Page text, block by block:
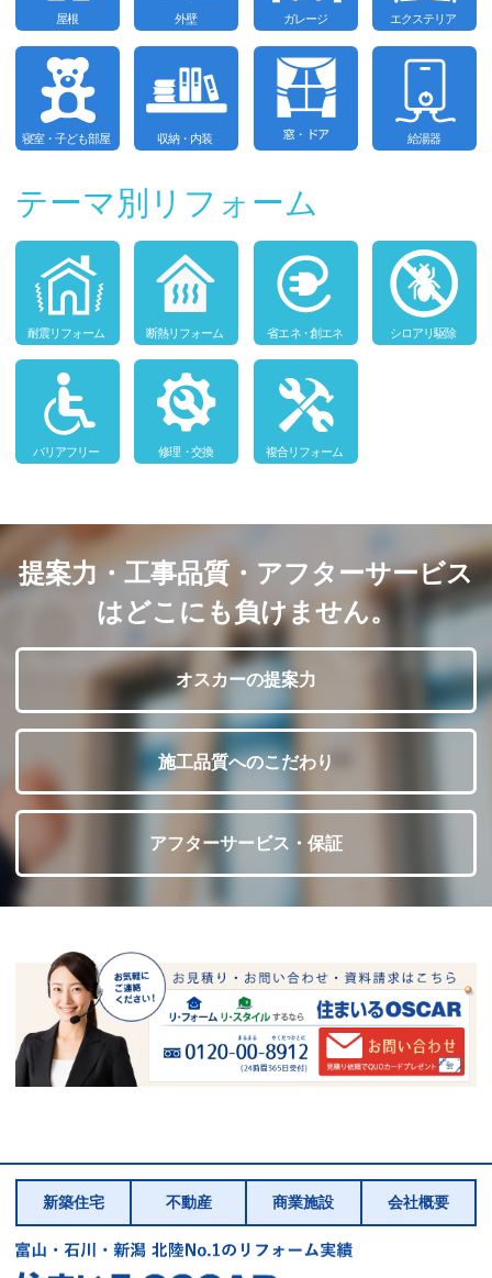
テーマ別リフォーム
提案力・工事品質・アフターサービス
はどこにも負けません。
オスカーの提案力
施工品質へのこだわり
アフターサービス・保証
新築住宅 不動産 商業施設 会社概要